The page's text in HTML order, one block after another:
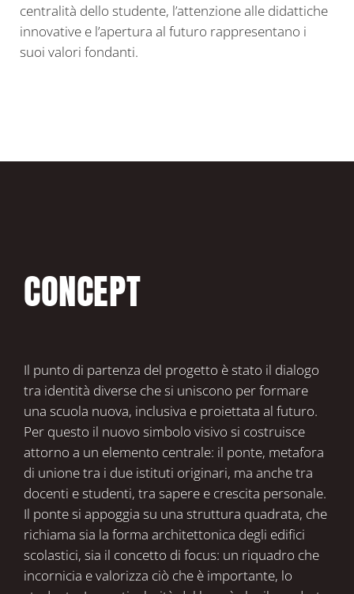
centralità dello studente, l’attenzione alle didattiche
innovative e l’apertura al futuro rappresentano i
suoi valori fondanti.
CONCEPT
Il punto di partenza del progetto è stato il dialogo
tra identità diverse che si uniscono per formare
una scuola nuova, inclusiva e proiettata al futuro.
Per questo il nuovo simbolo visivo si costruisce
attorno a un elemento centrale: il ponte, metafora
di unione tra i due istituti originari, ma anche tra
docenti e studenti, tra sapere e crescita personale.
Il ponte si appoggia su una struttura quadrata, che
richiama sia la forma architettonica degli edifici
scolastici, sia il concetto di focus: un riquadro che
incornicia e valorizza ciò che è importante, lo